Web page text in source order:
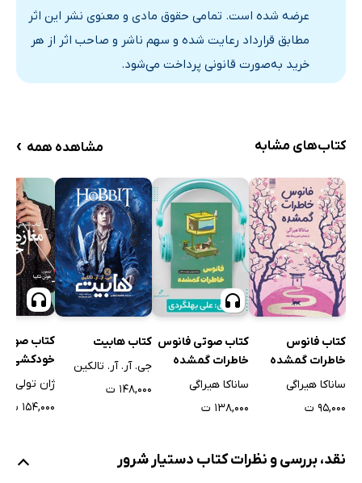
عرضه شده است. تمامی حقوق مادی و معنوی نشر این اثر
مطابق قرارداد رعایت شده و سهم ناشر و صاحب اثر از هر
خرید به‌صورت قانونی پرداخت می‌شود.
کتاب‌های مشابه مشاهده همه ›
کتاب فانوس
خاطرات گمشده
ساناکا هیراگی
۹۵,۰۰۰ ت
کتاب صوتی فانوس
خاطرات گمشده
ساناکا هیراگی
۱۳۸,۰۰۰ ت
کتاب هابیت
جی. آر. آر. تالکین
۱۴۸,۰۰۰ ت
کتاب
خودکشی
ژان تولی
۱۵۴,۰۰۰ ت
نقد، بررسی و نظرات کتاب دستیار شرور